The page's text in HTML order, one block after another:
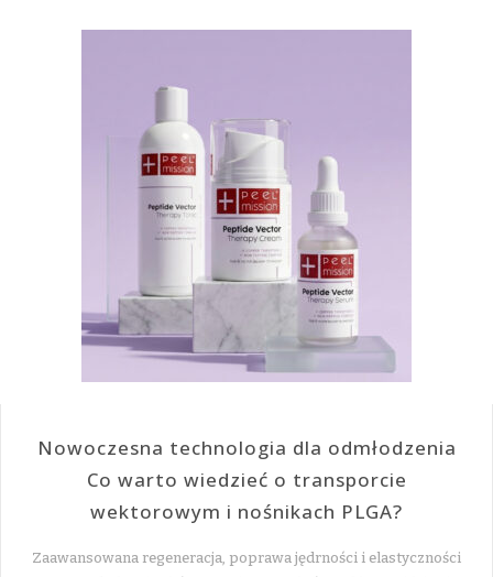
Nowoczesna technologia dla odmłodzenia
Co warto wiedzieć o transporcie
wektorowym i nośnikach PLGA?
Zaawansowana regeneracja, poprawa jędrności i elastyczności